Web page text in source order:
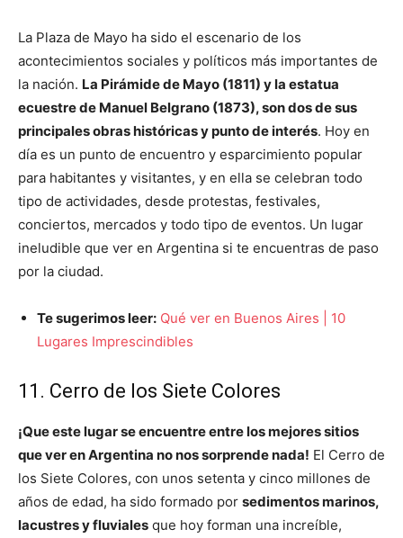
La Plaza de Mayo ha sido el escenario de los
acontecimientos sociales y políticos más importantes de
la nación. La Pirámide de Mayo (1811) y la estatua
ecuestre de Manuel Belgrano (1873), son dos de sus
principales obras históricas y punto de interés. Hoy en
día es un punto de encuentro y esparcimiento popular
para habitantes y visitantes, y en ella se celebran todo
tipo de actividades, desde protestas, festivales,
conciertos, mercados y todo tipo de eventos. Un lugar
ineludible que ver en Argentina si te encuentras de paso
por la ciudad.
Te sugerimos leer: Qué ver en Buenos Aires | 10
Lugares Imprescindibles
11. Cerro de los Siete Colores
¡Que este lugar se encuentre entre los mejores sitios
que ver en Argentina no nos sorprende nada! El Cerro de
los Siete Colores, con unos setenta y cinco millones de
años de edad, ha sido formado por sedimentos marinos,
lacustres y fluviales que hoy forman una increíble,